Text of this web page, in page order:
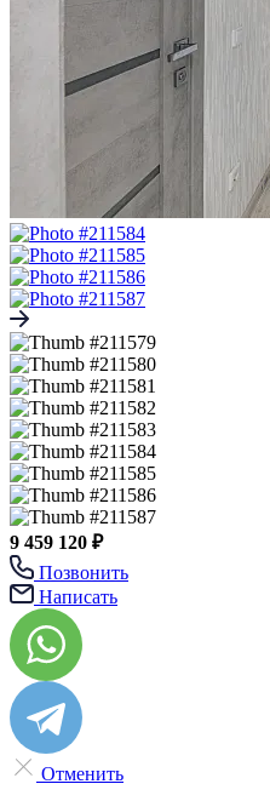
9 459 120 ₽
Позвонить
Написать
Отменить